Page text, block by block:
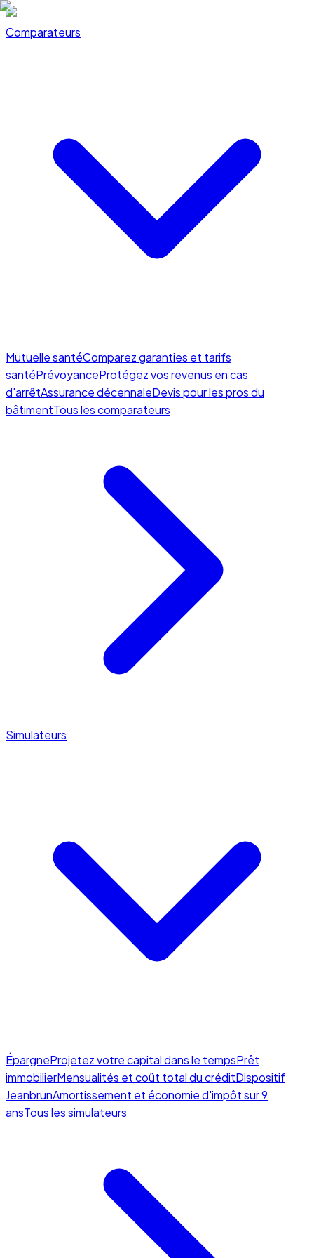
Comparateurs
Mutuelle santéComparez garanties et tarifs
santéPrévoyanceProtégez vos revenus en cas
d'arrêtAssurance décennaleDevis pour les pros du
bâtimentTous les comparateurs
Simulateurs
ÉpargneProjetez votre capital dans le tempsPrêt
immobilierMensualités et coût total du créditDispositif
JeanbrunAmortissement et économie d'impôt sur 9
ansTous les simulateurs